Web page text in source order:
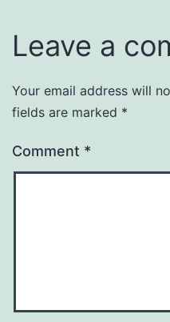
Leave a
Your email address will
fields are marked *
Comment *